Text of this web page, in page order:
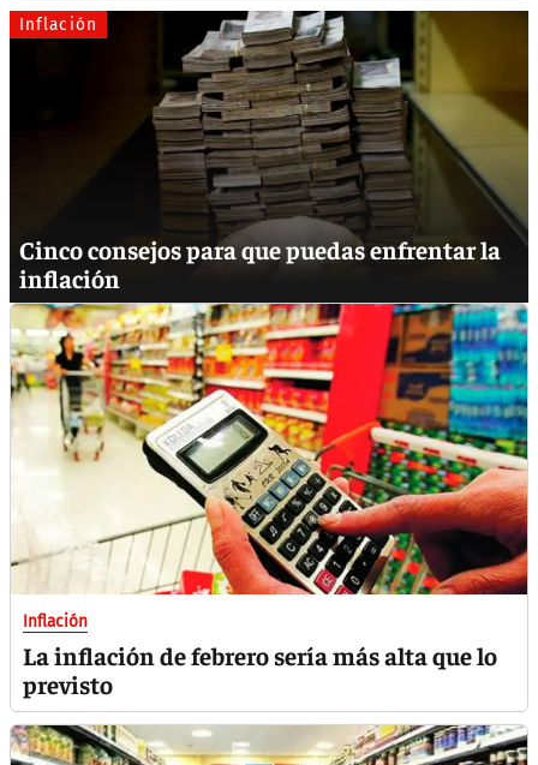
Inflación
Cinco consejos para que puedas enfrentar la
inflación
Inflación
La inflación de febrero sería más alta que lo
previsto